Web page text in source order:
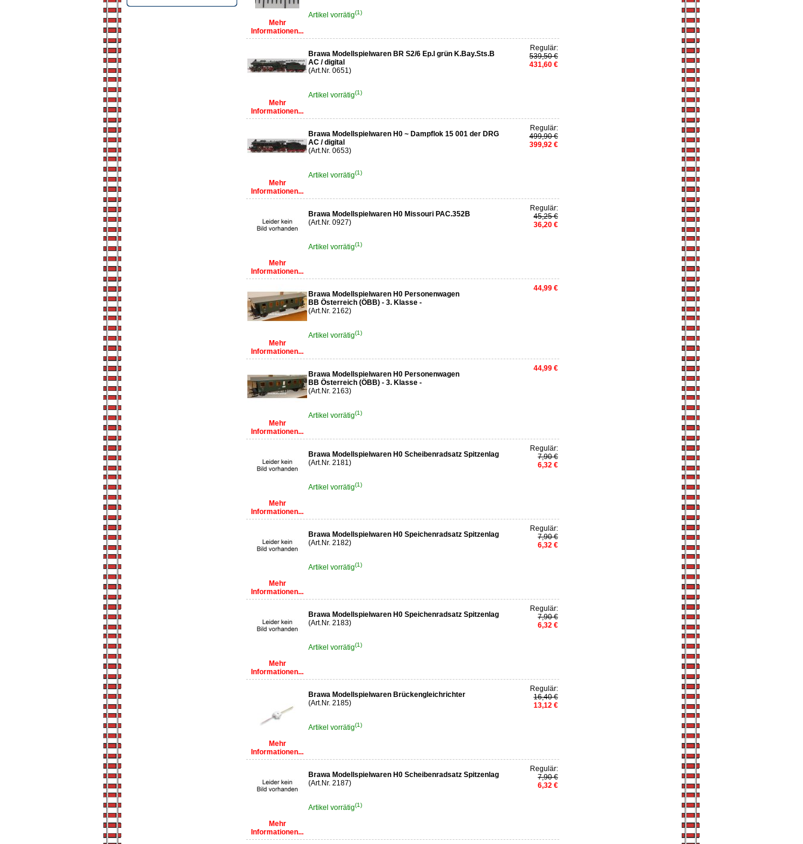
Mehr
Informationen...
Artikel vorrätig(1)
Mehr
Informationen...
Brawa Modellspielwaren BR S2/6 Ep.I grün K.Bay.Sts.B
AC / digital
(Art.Nr. 0651)
Artikel vorrätig(1)
Regulär:
539,50 €
431,60 €
Mehr
Informationen...
Brawa Modellspielwaren H0 ~ Dampflok 15 001 der DRG
AC / digital
(Art.Nr. 0653)
Artikel vorrätig(1)
Regulär:
499,90 €
399,92 €
Mehr
Informationen...
Brawa Modellspielwaren H0 Missouri PAC.352B
(Art.Nr. 0927)
Artikel vorrätig(1)
Regulär:
45,25 €
36,20 €
Mehr
Informationen...
Brawa Modellspielwaren H0 Personenwagen
BB Österreich (ÖBB) - 3. Klasse -
(Art.Nr. 2162)
Artikel vorrätig(1)
44,99 €
Mehr
Informationen...
Brawa Modellspielwaren H0 Personenwagen
BB Österreich (ÖBB) - 3. Klasse -
(Art.Nr. 2163)
Artikel vorrätig(1)
44,99 €
Mehr
Informationen...
Brawa Modellspielwaren H0 Scheibenradsatz Spitzenlag
(Art.Nr. 2181)
Artikel vorrätig(1)
Regulär:
7,90 €
6,32 €
Mehr
Informationen...
Brawa Modellspielwaren H0 Speichenradsatz Spitzenlag
(Art.Nr. 2182)
Artikel vorrätig(1)
Regulär:
7,90 €
6,32 €
Mehr
Informationen...
Brawa Modellspielwaren H0 Speichenradsatz Spitzenlag
(Art.Nr. 2183)
Artikel vorrätig(1)
Regulär:
7,90 €
6,32 €
Mehr
Informationen...
Brawa Modellspielwaren Brückengleichrichter
(Art.Nr. 2185)
Artikel vorrätig(1)
Regulär:
16,40 €
13,12 €
Mehr
Informationen...
Brawa Modellspielwaren H0 Scheibenradsatz Spitzenlag
(Art.Nr. 2187)
Artikel vorrätig(1)
Regulär:
7,90 €
6,32 €